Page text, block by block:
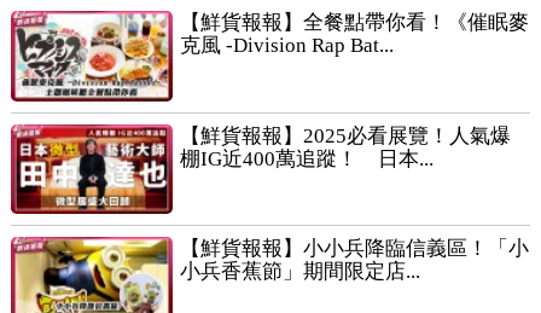
【鮮貨報報】全餐點帶你看！《催眠麥
克風 -Division Rap Bat...
【鮮貨報報】2025必看展覽！人氣爆
棚IG近400萬追蹤！ 日本...
【鮮貨報報】小小兵降臨信義區！「小
小兵香蕉節」期間限定店...